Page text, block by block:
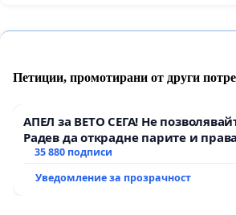
Петиции, промотирани от други
АПЕЛ за ВЕТО СЕГА! Не
Радев да открадне парите и
тъмното
35 880 подписи
Уведомление за прозрачност